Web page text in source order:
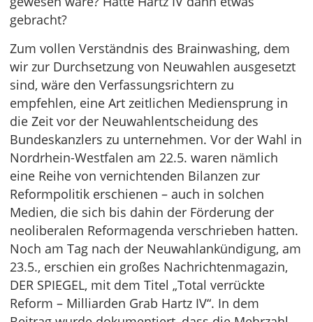
gebracht?
Zum vollen Verständnis des Brainwashing, dem
wir zur Durchsetzung von Neuwahlen ausgesetzt
sind, wäre den Verfassungsrichtern zu
empfehlen, eine Art zeitlichen Mediensprung in
die Zeit vor der Neuwahlentscheidung des
Bundeskanzlers zu unternehmen. Vor der Wahl in
Nordrhein-Westfalen am 22.5. waren nämlich
eine Reihe von vernichtenden Bilanzen zur
Reformpolitik erschienen – auch in solchen
Medien, die sich bis dahin der Förderung der
neoliberalen Reformagenda verschrieben hatten.
Noch am Tag nach der Neuwahlankündigung, am
23.5., erschien ein großes Nachrichtenmagazin,
DER SPIEGEL, mit dem Titel „Total verrückte
Reform – Milliarden Grab Hartz IV“. In dem